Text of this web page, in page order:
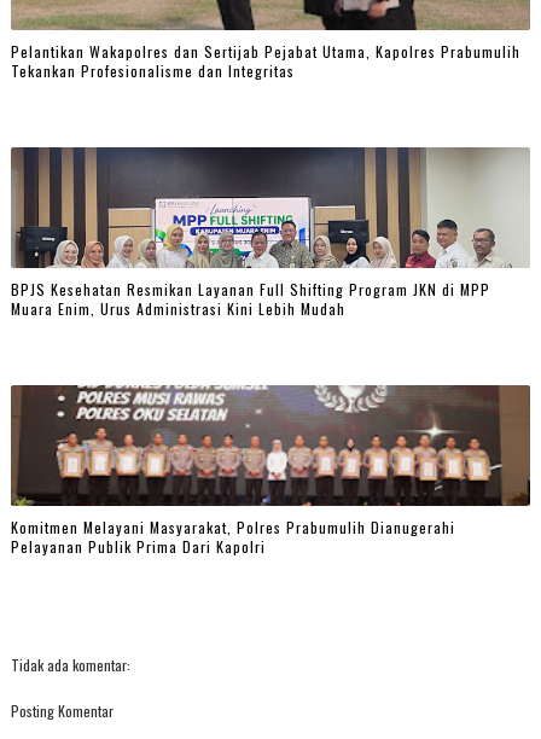
Pelantikan Wakapolres dan Sertijab Pejabat Utama, Kapolres Prabumulih
Tekankan Profesionalisme dan Integritas
BPJS Kesehatan Resmikan Layanan Full Shifting Program JKN di MPP
Muara Enim, Urus Administrasi Kini Lebih Mudah
Komitmen Melayani Masyarakat, Polres Prabumulih Dianugerahi
Pelayanan Publik Prima Dari Kapolri
Tidak ada komentar:
Posting Komentar